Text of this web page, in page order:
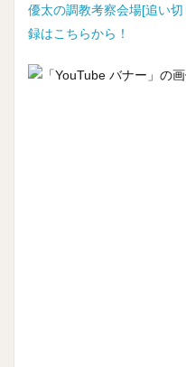
優太の調教考察会場[追い
録はこちらから！